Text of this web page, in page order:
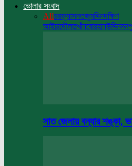
ভোলার সংবাদ
Allচরফ্যাসনতজুমদ্দিনদক্ষিণ
আইচাদৌলতখাঁনবোরহানউদ্দিন
সাত জেলায় বন্যার শঙ্কা,